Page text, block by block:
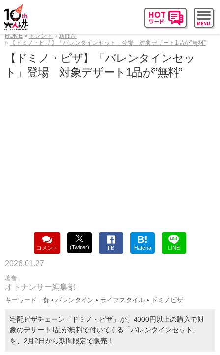
HOME トレンド
新商品
【ドミノ・ピザ】「バレンタインセット」登場 対象デザート1品が”無料”
【ドミノ・ピザ】「バレンタインセッ
ト」登場 対象デザート1品が”無料”
コメント (Twitter) FB
B!
Hatena LINE
2026.01.27
著者 :
オトナンサー編集部
キーワード : 食 • バレンタイン • ライフスタイル • ドミノピザ
宅配ピザチェーン「ドミノ・ピザ」が、4000円以上の購入で対
象のデザート1品が無料で付いてくる「バレンタインセット」
を、2月2日から期間限定で販売！